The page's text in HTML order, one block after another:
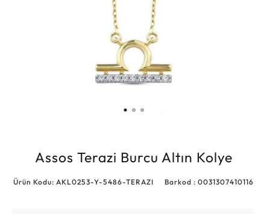
Assos Terazi Burcu Altın Kolye
Ürün Kodu: AKL0253-Y-5486-TERAZI Barkod : 0031307410116